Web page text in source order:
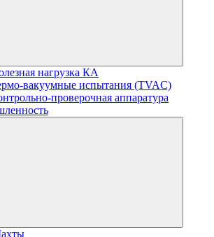
нагрузка КА
вакуумные испытания (TVAC)
проверочная аппаратура